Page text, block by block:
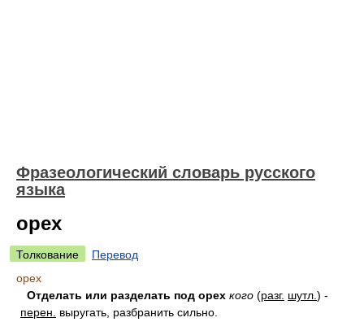
Фразеологический словарь русского
языка
орех
Толкование
Перевод
орех
Отделать или разделать под орех кого (разг. шутл. ) -
перен.
выругать, разбранить сильно.